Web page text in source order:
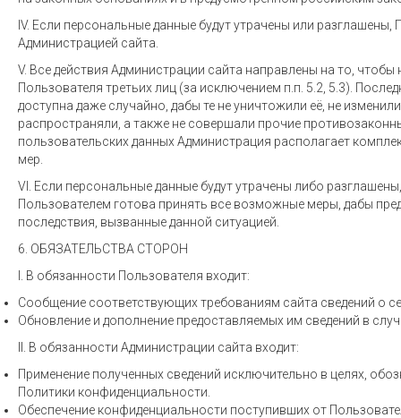
IV. Если персональные данные будут утрачены или
Администрацией сайта.
V. Все действия Администрации сайта направлены на то,
Пользователя третьих лиц (за исключением п.п. 5.2, 5.3).
доступна даже случайно, дабы те не уничтожили её, не
распространяли, а также не совершали прочие
пользовательских данных Администрация располагает
мер.
VI. Если персональные данные будут утрачены либо
Пользователем готова принять все возможные меры, дабы
последствия, вызванные данной ситуацией.
6. ОБЯЗАТЕЛЬСТВА СТОРОН
I. В обязанности Пользователя входит:
Сообщение соответствующих требованиям сайта сведений о
Обновление и дополнение предоставляемых им сведений в
II. В обязанности Администрации сайта входит:
Применение полученных сведений исключительно в целях,
Политики конфиденциальности.
Обеспечение конфиденциальности поступивших от